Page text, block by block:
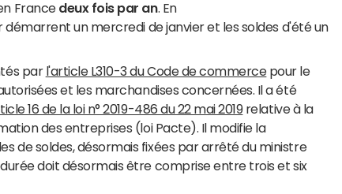
France deux fois par an. En
démarrent un mercredi de janvier et les soldes d'été un
par l'article L310-3 du Code de commercepour le
et les marchandises concernées. Il a été
16 de la loi n° 2019-486 du 22 mai 2019relative à la
des entreprises (loi Pacte). Il modifie la
de soldes, désormais fixées par arrêté du ministre
doit désormais être comprise entre trois et six